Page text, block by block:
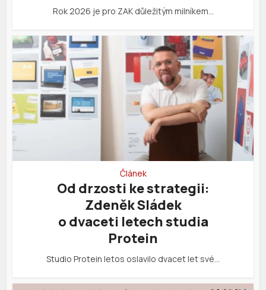
Rok 2026 je pro ZAK důležitým milníkem…
Článek
Od drzosti ke strategii:
Zdeněk Sládek
o dvaceti letech studia
Protein
Studio Protein letos oslavilo dvacet let své…